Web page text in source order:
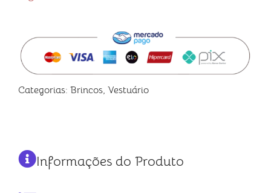
Categorias: Brincos, Vestuário
Informações do Produto